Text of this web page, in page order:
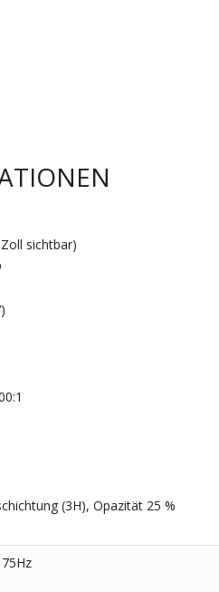
sichtbar)
(3H), Opazität 25 %